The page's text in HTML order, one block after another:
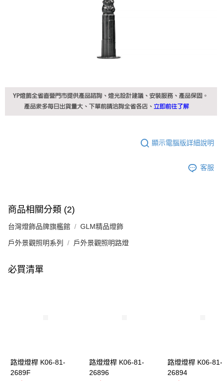
顯示電腦版詳細說明
客服
商品相關分類 (2)
台灣燈飾品牌旗艦館 GLM精品燈飾
戶外景觀照明系列 戶外景觀照明路燈
必買清單
路燈燈桿 K06-81-
2689F
路燈燈桿 K06-81-
26896
路燈燈桿 K06-81-
26894